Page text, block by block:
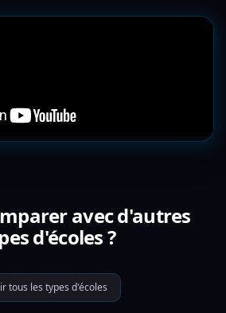
avec d'autres
d'écoles ?
tous les types d'écoles